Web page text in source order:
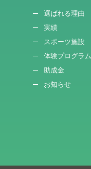
選ばれる理由
実績
スポーツ施設
体験プログラム
助成金
お知らせ